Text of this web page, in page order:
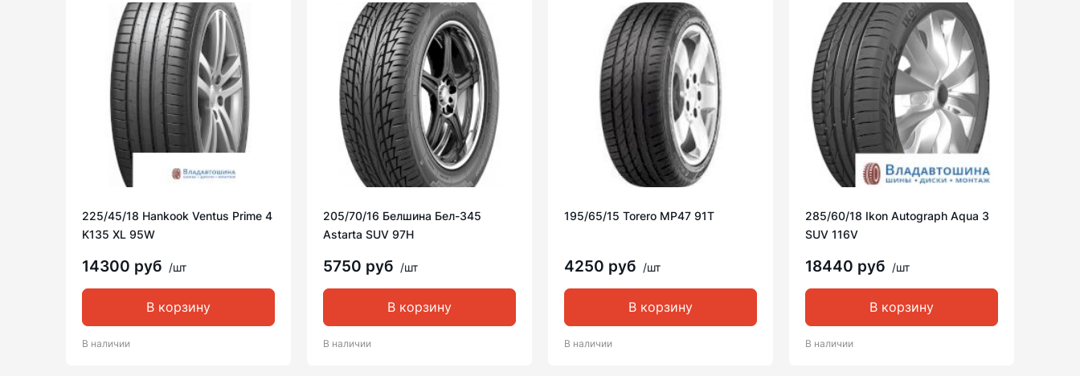
225/45/18 Hankook Ventus Prime 4
K135 XL 95W
14300 руб /шт
В корзину
В наличии
205/70/16 Белшина Бел-345
Astarta SUV 97H
5750 руб /шт
В корзину
В наличии
195/65/15 Torero MP47 91T
4250 руб /шт
В корзину
В наличии
285/60/18 Ikon Autograph Aqua 3
SUV 116V
18440 руб /шт
В корзину
В наличии